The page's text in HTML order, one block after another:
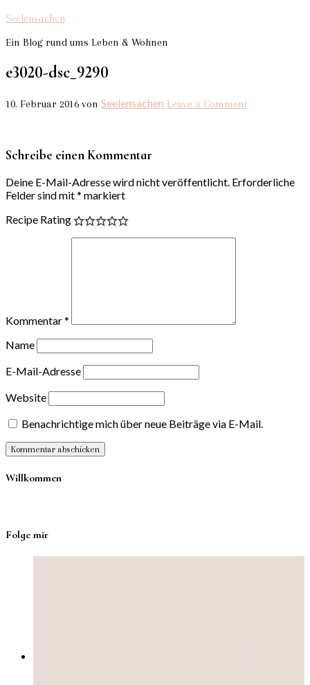
Seelensachen
Ein Blog rund ums Leben & Wohnen
e3020-dsc_9290
10. Februar 2016 von Seelensachen Leave a Comment
Schreibe einen Kommentar
Deine E-Mail-Adresse wird nicht veröffentlicht. Erforderliche
Felder sind mit* markiert
Recipe Rating
Kommentar*
Name
E-Mail-Adresse
Website
Benachrichtige mich über neue Beiträge via E-Mail.
Willkommen
Folge mir